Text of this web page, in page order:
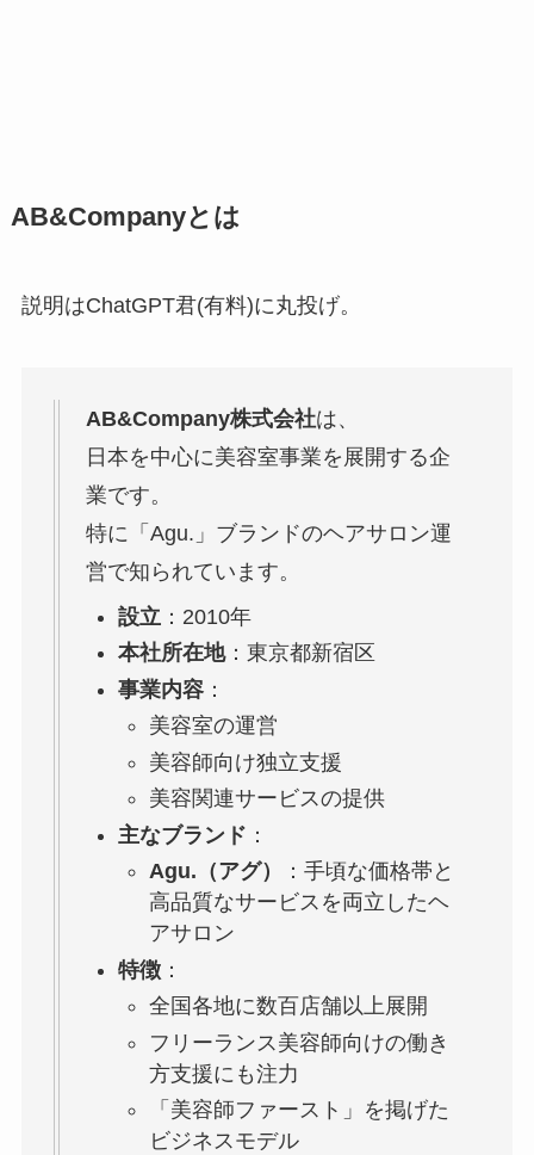
AB&Companyとは
説明はChatGPT君(有料)に丸投げ。
AB&Company株式会社は、
日本を中心に美容室事業を展開する企
業です。
特に「Agu.」ブランドのヘアサロン運
営で知られています。
設立 ：2010年
本社所在地：東京都新宿区
事業内容：
美容室の運営
美容師向け独立支援
美容関連サービスの提供
主なブランド ：
Agu.（アグ）
：手頃な価格帯と
高品質なサービスを両立したヘ
アサロン
特徴：
全国各地に数百店舗以上展開
フリーランス美容師向けの働き
方支援にも注力
「美容師ファースト」を掲げた
ビジネスモデル